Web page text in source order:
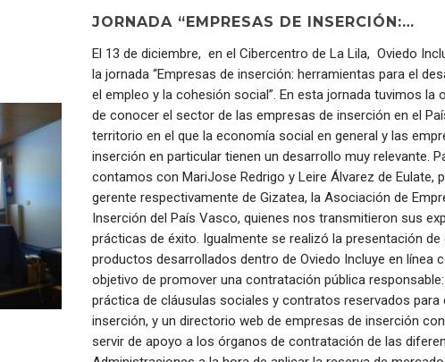
JORNADA “EMPRESAS DE INSERCIÓN:…
El 13 de diciembre, en el Cibercentro de La Lila, Oviedo
la jornada “Empresas de inserción: herramientas para el
el empleo y la cohesión social”. En esta jornada tuvimos la
de conocer el sector de las empresas de inserción en el
territorio en el que la economía social en general y las
inserción en particular tienen un desarrollo muy relevante.
contamos con MariJose Redrigo y Leire Álvarez de Eulate,
gerente respectivamente de Gizatea, la Asociación de
Inserción del País Vasco, quienes nos transmitieron sus
prácticas de éxito. Igualmente se realizó la presentación de
productos desarrollados dentro de Oviedo Incluye en línea
objetivo de promover una contratación pública
práctica de cláusulas sociales y contratos reservados para
inserción, y un directorio web de empresas de inserción
servir de apoyo a los órganos de contratación de las